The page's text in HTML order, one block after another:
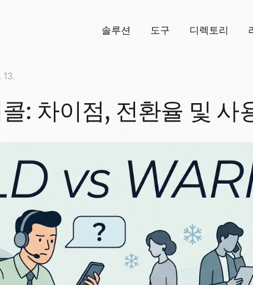
솔루션 도구 디렉토리
13.
: 차이점, 전환율 및 사